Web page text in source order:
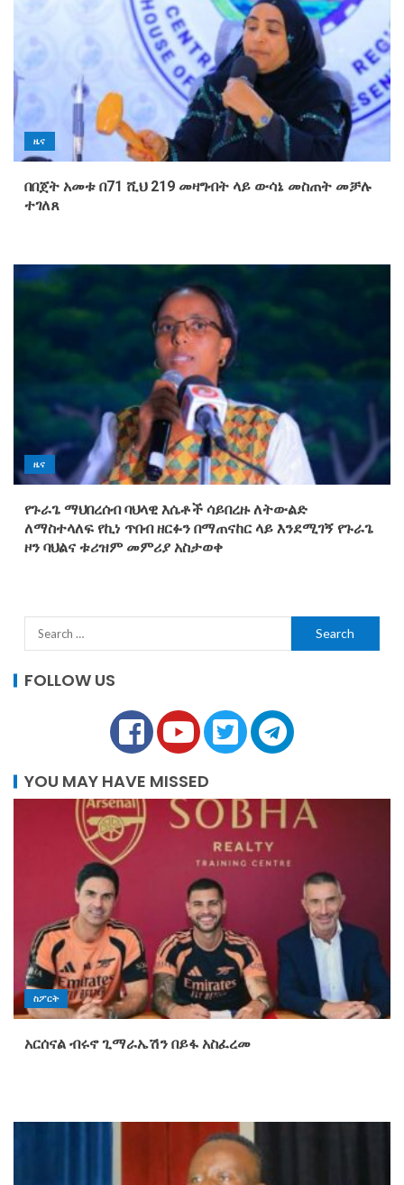
ዜና
በበጀት አመቱ በ71 ሺህ 219 መዛግብት ላይ ውሳኔ መስጠት መቻሉ
ተገለጸ
ዜና
የጉራጌ ማህበረሰብ ባህላዊ እሴቶች ሳይበረዙ ለትውልድ
ለማስተላለፍ የኪነ ጥበብ ዘርፉን በማጠናከር ላይ እንደሚገኝ የጉራጌ
ዞን ባህልና ቱሪዝም መምሪያ አስታወቀ
FOLLOW US
YOU MAY HAVE MISSED
ስፖርት
አርሰናል ብሩኖ ጊማራኤሽን በይፋ አስፈረመ